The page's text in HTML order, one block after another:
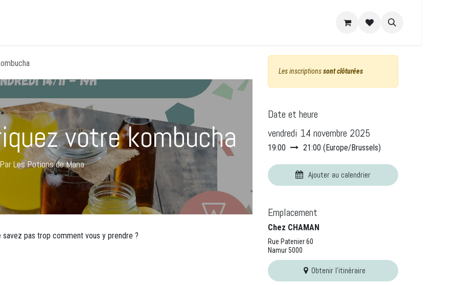
votre kombucha
Par Les Potions de Mana
pas trop comment vous y prendre ?
Les inscriptionssont clôturées
Date et heure
vendredi 14 novembre 2025
19:00 21:00 (Europe/Brussels)
Ajouter au calendrier
Emplacement
Chez CHAMAN
Rue Patenier 60
Namur 5000
Obtenir l'itinéraire